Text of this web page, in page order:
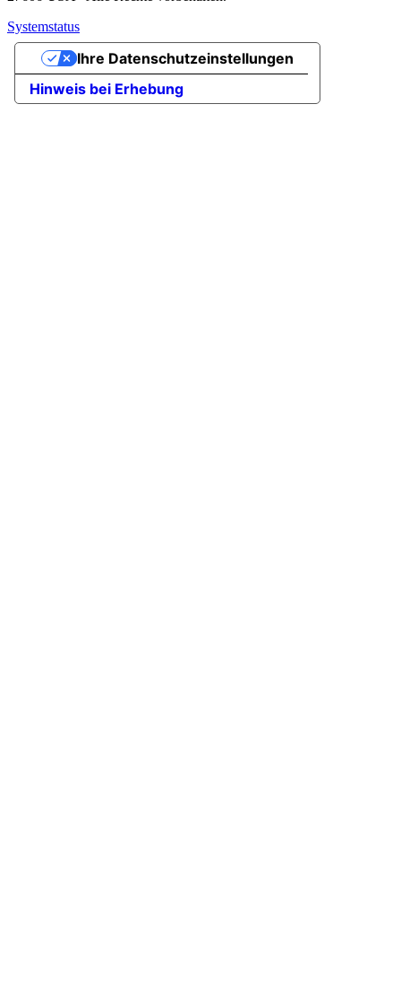
Systemstatus
Hinweis bei Erhebung
Ihre Datenschutzeinstellungen